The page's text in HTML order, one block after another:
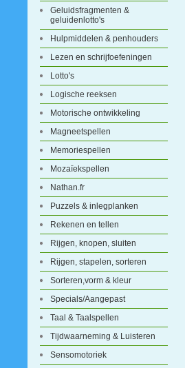
Geluidsfragmenten &
geluidenlotto's
Hulpmiddelen & penhouders
Lezen en schrijfoefeningen
Lotto's
Logische reeksen
Motorische ontwikkeling
Magneetspellen
Memoriespellen
Mozaïekspellen
Nathan.fr
Puzzels & inlegplanken
Rekenen en tellen
Rijgen, knopen, sluiten
Rijgen, stapelen, sorteren
Sorteren,vorm & kleur
Specials/Aangepast
Taal & Taalspellen
Tijdwaarneming & Luisteren
Sensomotoriek